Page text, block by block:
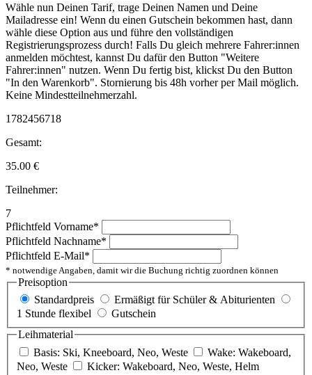
Wähle nun Deinen Tarif, trage Deinen Namen und Deine
Mailadresse ein! Wenn du einen Gutschein bekommen hast, dann
wähle diese Option aus und führe den vollständigen
Registrierungsprozess durch! Falls Du gleich mehrere Fahrer:innen
anmelden möchtest, kannst Du dafür den Button "Weitere
Fahrer:innen" nutzen. Wenn Du fertig bist, klickst Du den Button
"In den Warenkorb". Stornierung bis 48h vorher per Mail möglich.
Keine Mindestteilnehmerzahl.
1782456718
Gesamt:
35.00 €
Teilnehmer:
7
Pflichtfeld Vorname*
Pflichtfeld Nachname*
Pflichtfeld E-Mail*
* notwendige Angaben, damit wir die Buchung richtig zuordnen können
Preisoption
Standardpreis
Ermäßigt für Schüler & Abiturienten
1 Stunde flexibel
Gutschein
Leihmaterial
Basis: Ski, Kneeboard, Neo, Weste
Wake: Wakeboard,
Neo, Weste
Kicker: Wakeboard, Neo, Weste, Helm